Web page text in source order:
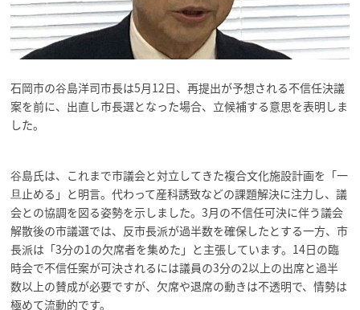
石岡市の谷島洋司市長は5月12日、再提出が予想される不信任決議
案を前に、出直し市長選となった場合、立候補する意思を表明しま
した。
谷島氏は、これまで市議会と対立してきた複合文化施設計画を「一
旦止める」と明言。代わって産科誘致などの課題解決に注力し、議
会との協調を図る姿勢を示しました。3月の不信任可決に伴う議会
解散後の市議選では、反市長派が過半数を確保したとする一方、市
長派は「3分の1の欠席者を集めた」と主張しています。14日の臨
時会で不信任案が可決されるには議員の3分の2以上の出席と過半
数以上の賛成が必要ですが、欠席や退席の動きは不透明で、情勢は
極めて流動的です。